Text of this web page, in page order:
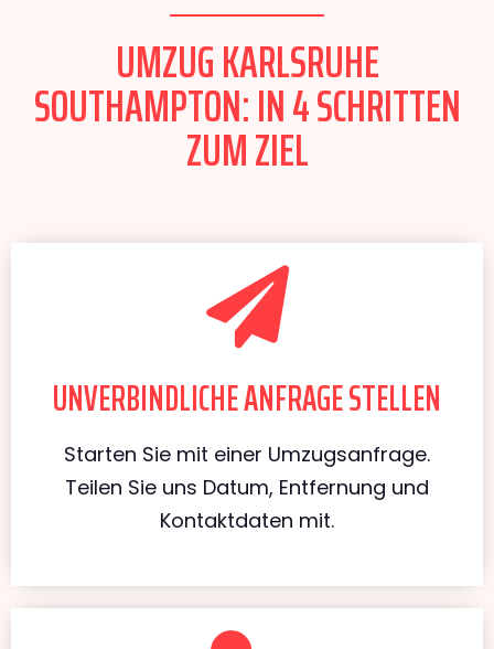
UMZUG KARLSRUHE
SOUTHAMPTON: IN 4 SCHRITTEN
ZUM ZIEL
UNVERBINDLICHE ANFRAGE STELLEN
Starten Sie mit einer Umzugsanfrage.
Teilen Sie uns Datum, Entfernung und
Kontaktdaten mit.